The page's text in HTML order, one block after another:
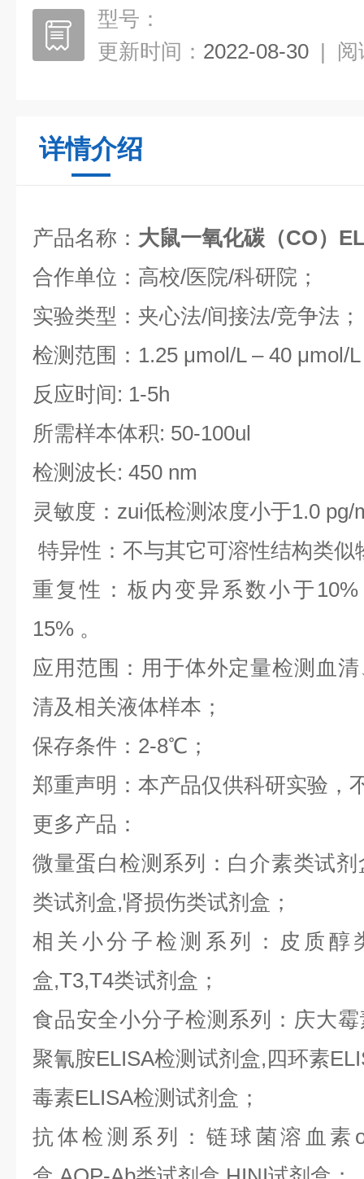
型号：
更新时间： 2022-08-30 | 阅
详情介绍
产品名称： 大鼠一氧化碳（CO）
合作单位：高校/医院/科研院；
实验类型：夹心法/间接法/竞争法；
检测范围：1.25 μmol/L – 40 μmol/L
反应时间: 1-5h
所需样本体积: 50-100ul
检测波长: 450 nm
灵敏度：zui低检测浓度小于1.0 pg/
特异性：不与其它可溶性结构类似
重复性：板内变异系数小于
15% 。
应用范围：用于体外定量检测血
清及相关液体样本；
保存条件：2-8℃；
郑重声明：本产品仅供科研实验，
更多产品：
微量蛋白检测系列：白介素类试
类试剂盒,肾损伤类试剂盒；
相关小分子检测系列：皮质醇
盒,T3,T4类试剂盒；
食品安全小分子检测系列：庆大
聚氰胺ELISA检测试剂盒,四环素
毒素ELISA检测试剂盒；
抗体检测系列：链球菌溶血素